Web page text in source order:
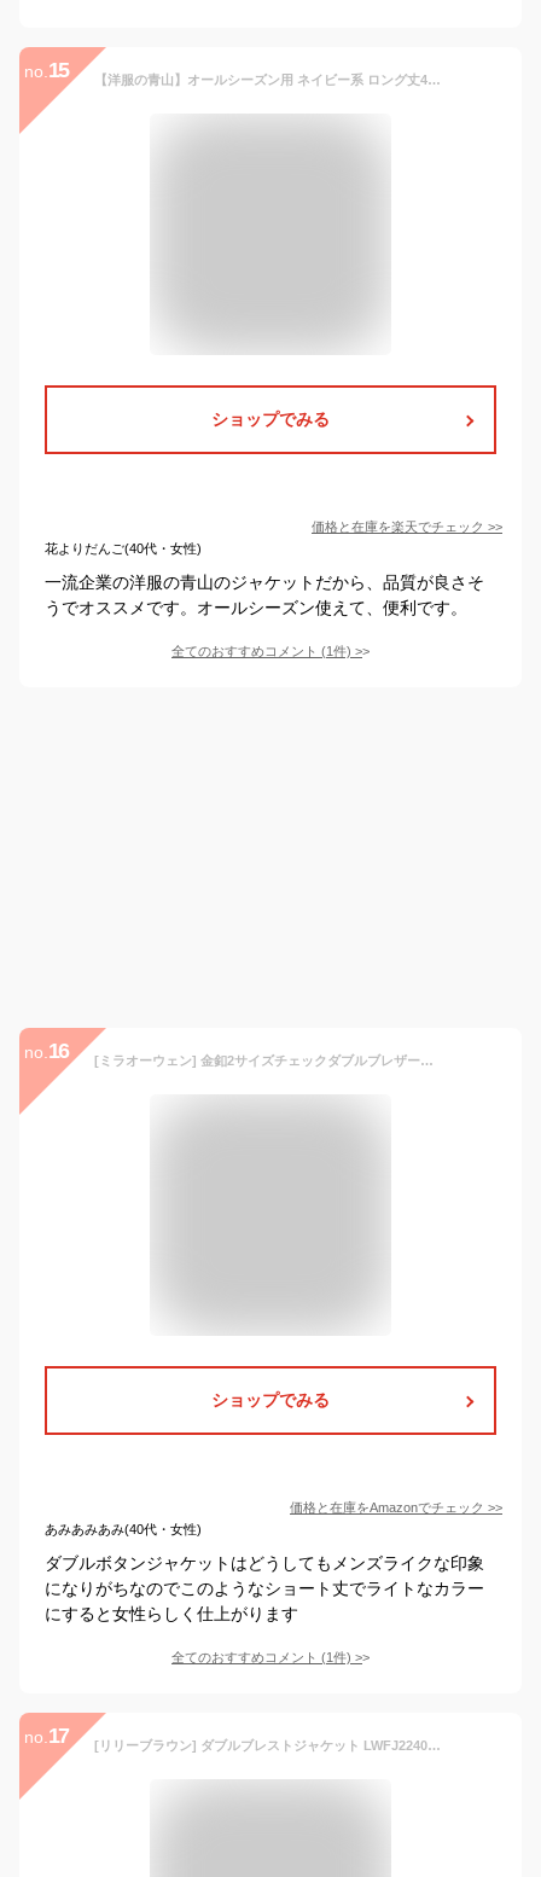
no. 15 【洋服の青山】オールシーズン用 ネイビー系 ロング丈4ボタンダブル ジャケット ANCHOR WOMAN レディース かわいい おしゃれハンドウォッシュ 2022ss
ショップでみる
価格と在庫を楽天でチェック >>
花よりだんご(40代・女性)
一流企業の洋服の青山のジャケットだから、品質が良さそ
うでオススメです。オールシーズン使えて、便利です。
全てのおすすめコメント (1件) >
no. 16 [ミラオーウェン] 金釦2サイズチェックダブルブレザージャケット 09WFJ224094 レディース BRW 0 0
ショップでみる
価格と在庫をAmazonでチェック >>
あみあみあみ(40代・女性)
ダブルボタンジャケットはどうしてもメンズライクな印象
になりがちなのでこのようなショート丈でライトなカラー
にすると女性らしく仕上がります
全てのおすすめコメント (1件) >
no. 17 [リリーブラウン] ダブルブレストジャケット LWFJ224048 レディース NVY F